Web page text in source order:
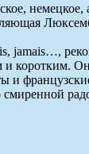
jamais…,
и